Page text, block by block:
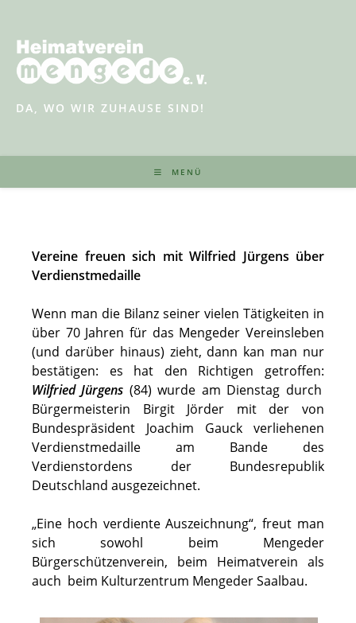
springen
DA, WO WIR ZUHAUSE SIND!
MENÜ
Vereine freuen sich mit Wilfried Jürgens über
Verdienstmedaille
Wenn man die Bilanz seiner vielen Tätigkeiten in
über 70 Jahren für das Mengeder Vereinsleben
(und darüber hinaus) zieht, dann kan man nur
bestätigen: es hat den Richtigen getroffen:
Wilfried Jürgens (84) wurde am Dienstag durch
Bürgermeisterin Birgit Jörder mit der von
Bundespräsident Joachim Gauck verliehenen
Verdienstmedaille am Bande des
Verdienstordens der Bundesrepublik
Deutschland ausgezeichnet.
„Eine hoch verdiente Auszeichnung“, freut man
sich sowohl beim Mengeder
Bürgerschützenverein, beim Heimatverein als
auch beim Kulturzentrum Mengeder Saalbau.